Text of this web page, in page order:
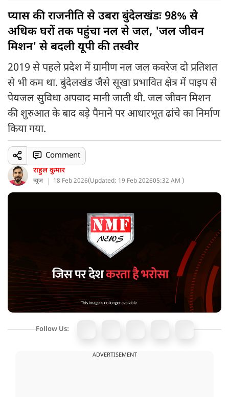
प्यास की राजनीति से उबरा बुंदेलखंडः 98% से
अधिक घरों तक पहुंचा नल से जल, 'जल जीवन
मिशन' से बदली यूपी की तस्वीर
2019 से पहले प्रदेश में ग्रामीण नल जल कवरेज दो प्रतिशत
से भी कम था. बुंदेलखंड जैसे सूखा प्रभावित क्षेत्र में पाइप से
पेयजल सुविधा अपवाद मानी जाती थी. जल जीवन मिशन
की शुरुआत के बाद बड़े पैमाने पर आधारभूत ढांचे का निर्माण
किया गया.
राहुल कुमार
न्यूज 18 Feb 2026(Updated: 19 Feb 202605:32 AM )
Comment
Follow Us:
ADVERTISEMENT